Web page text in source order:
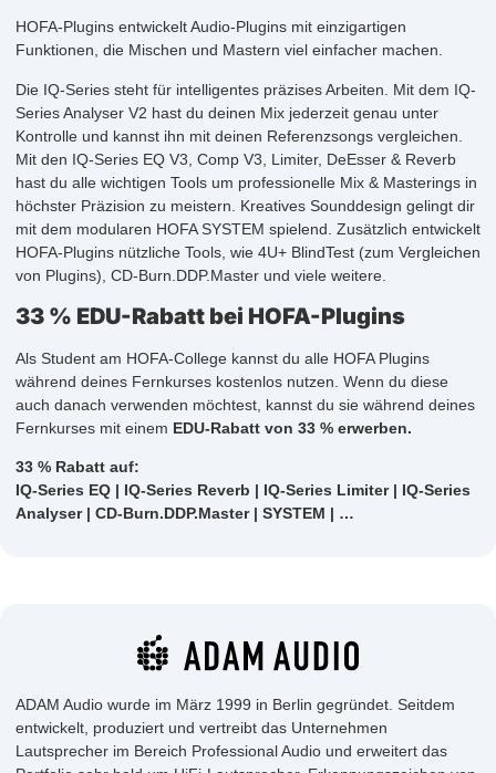
HOFA-Plugins entwickelt Audio-Plugins mit einzigartigen
Funktionen, die Mischen und Mastern viel einfacher machen.
Die IQ-Series steht für intelligentes präzises Arbeiten. Mit dem IQ-
Series Analyser V2 hast du deinen Mix jederzeit genau unter
Kontrolle und kannst ihn mit deinen Referenzsongs vergleichen.
Mit den IQ-Series EQ V3, Comp V3, Limiter, DeEsser & Reverb
hast du alle wichtigen Tools um professionelle Mix & Masterings in
höchster Präzision zu meistern. Kreatives Sounddesign gelingt dir
mit dem modularen HOFA SYSTEM spielend. Zusätzlich entwickelt
HOFA-Plugins nützliche Tools, wie 4U+ BlindTest (zum Vergleichen
von Plugins), CD-Burn.DDP.Master und viele weitere.
33 % EDU-Rabatt bei HOFA-Plugins
Als Student am HOFA-College kannst du alle HOFA Plugins
während deines Fernkurses kostenlos nutzen. Wenn du diese
auch danach verwenden möchtest, kannst du sie während deines
Fernkurses mit einem EDU-Rabatt von 33 % erwerben.
33 % Rabatt auf:
IQ-Series EQ | IQ-Series Reverb | IQ-Series Limiter | IQ-Series
Analyser | CD-Burn.DDP.Master | SYSTEM | …
ADAM Audio wurde im März 1999 in Berlin gegründet. Seitdem
entwickelt, produziert und vertreibt das Unternehmen
Lautsprecher im Bereich Professional Audio und erweitert das